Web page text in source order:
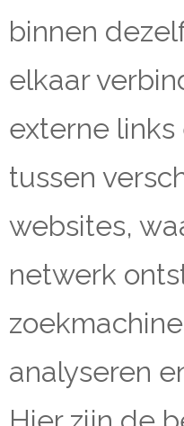
binnen
elkaar
externe
tussen
websites,
netwerk
analyseren